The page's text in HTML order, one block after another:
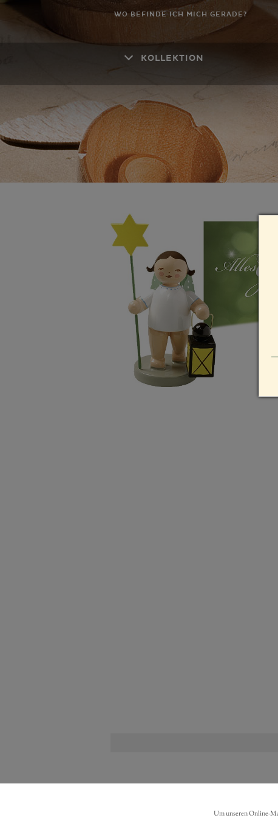
WO BEFINDE ICH MICH GERADE?
KOLLEKTION
Um unseren Online-